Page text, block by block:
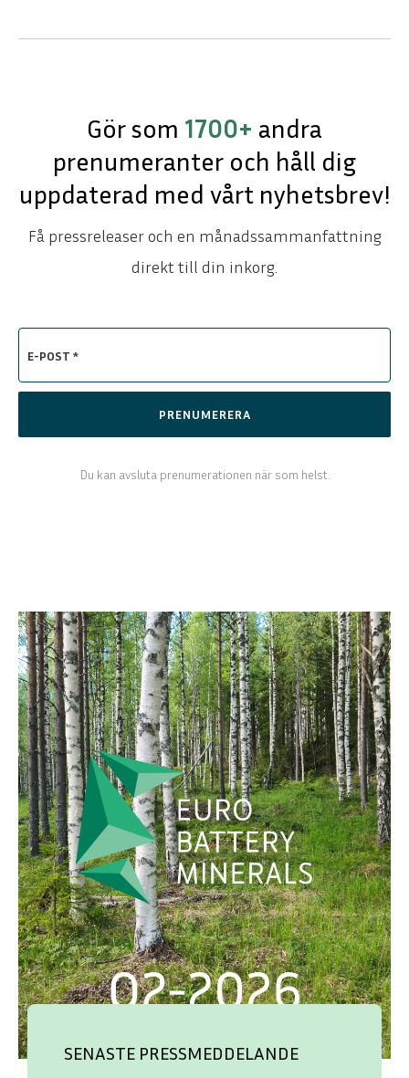
Gör som 1700+ andra
prenumeranter och håll dig
uppdaterad med vårt nyhetsbrev!
Få pressreleaser och en månadssammanfattning
direkt till din inkorg.
E-POST *
PRENUMERERA
Du kan avsluta prenumerationen när som helst.
SENASTE PRESSMEDDELANDE